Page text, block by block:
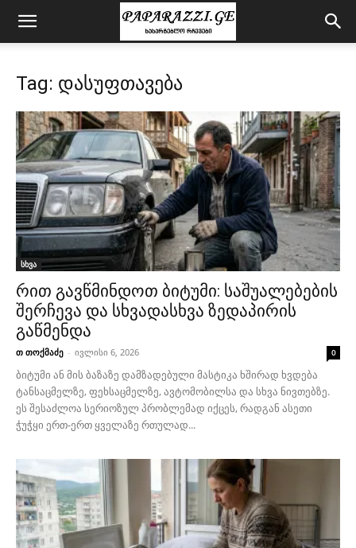
Tag: დასუფთავება
სხვა
რით გავწმინდოთ ბიტუმი: საშუალებების
შერჩევა და სხვადასხვა ზედაპირის
გაწმენდა
თ თოქმაძე - ივლისი 6, 2026 0
ბიტუმი ან მის ბაზაზე დამზადებული მასტიკა ხშირად ხვდება
ტანსაცმელზე, ფეხსაცმელზე, ავტომობილსა და სხვა ნივთებზე.
ეს შესაძლოა სერიოზულ პრობლემად იქცეს, რადგან ასეთი
ჭუჭყი ერთ-ერთ ყველაზე რთულად...